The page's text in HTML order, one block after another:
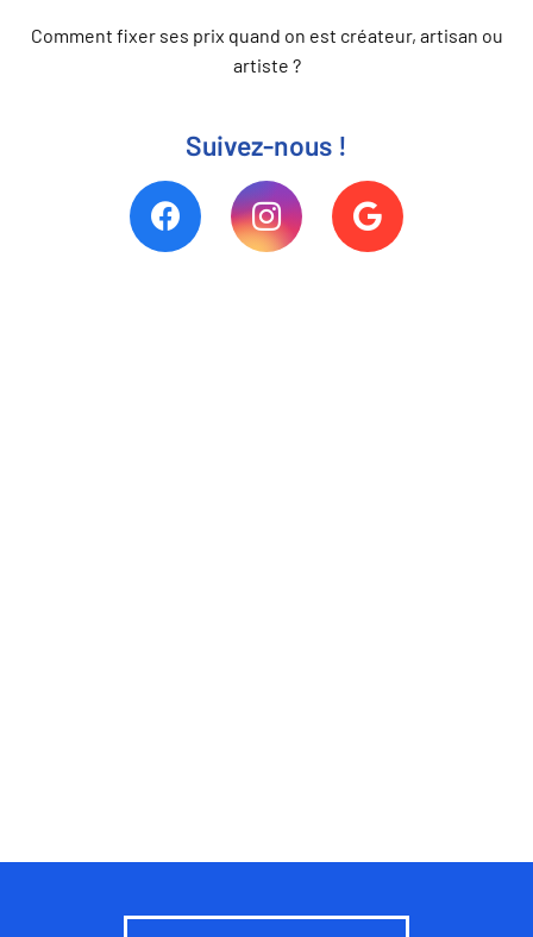
Comment fixer ses prix quand on est créateur, artisan ou
artiste ?
Suivez-nous !